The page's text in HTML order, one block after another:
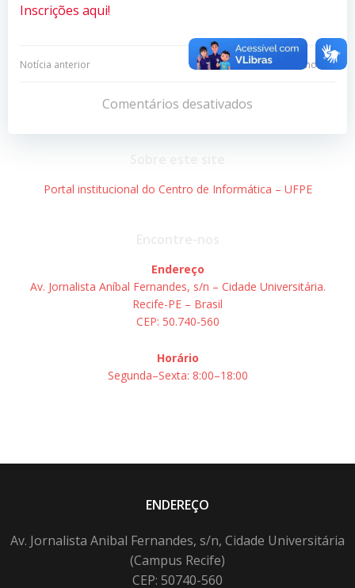
Inscrições aqui!
Navegação
Post
Notícia anterior
Navegação
de
Post
Próxima notícia
Comentários desativados
Portal institucional do Centro de Informática – UFPE
Endereço
Av. Jornalista Aníbal Fernandes, s/n – Cidade Universitária.
Recife-PE – Brasil
CEP: 50.740-560
Horário
Segunda–Sexta: 8:00–18:00
ENDEREÇO
Av. Jornalista Anibal Fernandes, s/n, Cidade Universitária
(Campus Recife)
CEP: 50740-560